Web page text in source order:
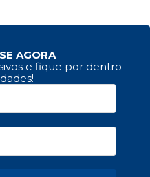
AGORA
e fique por dentro